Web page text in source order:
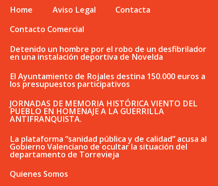
Home Aviso Legal
Contacta
Contacto Comercial
Detenido un hombre por el robo de un desfibrilador
en una instalación deportiva de Novelda
El Ayuntamiento de Rojales destina 150.000 euros a
los presupuestos participativos
JORNADAS DE MEMORIA HISTÓRICA VIENTO DEL
PUEBLO EN HOMENAJE A LA GUERRILLA
ANTIFRANQUISTA.
La plataforma “sanidad pública y de calidad” acusa al
Gobierno Valenciano de ocultar la situación del
departamento de Torrevieja
Quienes Somos